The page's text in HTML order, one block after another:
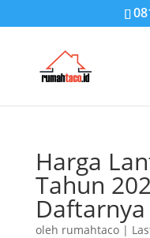
Harga
Tahun
Daftarnya
oleh rumahtaco|